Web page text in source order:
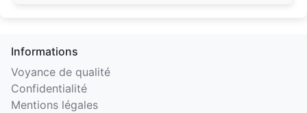
Informations
Voyance de qualité
Confidentialité
Mentions légales